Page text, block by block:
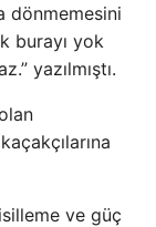
dönmemesini
burayı yok
yazılmıştı.
ve güç